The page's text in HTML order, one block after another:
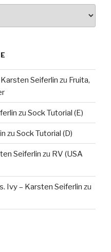
Seiferlin zu Fruita,
zu Sock Tutorial (E)
zu Sock Tutorial (D)
Seiferlin zu RV (USA
Ivy – Karsten Seiferlin zu